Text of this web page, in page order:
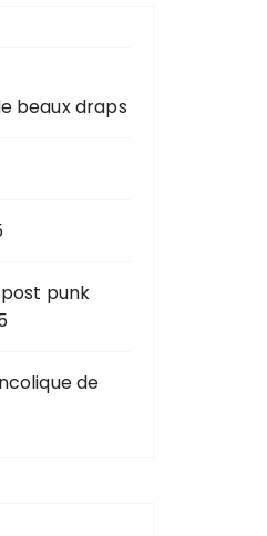
beaux draps
punk
de